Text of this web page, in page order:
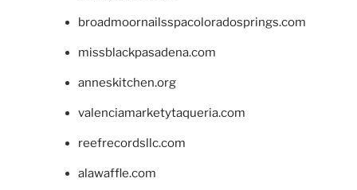
broadmoornailsspacoloradosprings.com
missblackpasadena.com
anneskitchen.org
valenciamarketytaqueria.com
reefrecordsllc.com
alawaffle.com